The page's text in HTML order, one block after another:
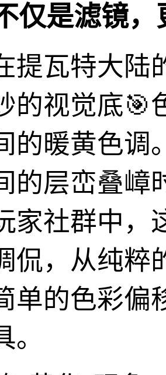
仅是滤镜
提瓦特大陆
的视觉底
的暖黄色调
的层峦叠嶂
家社群中，
侃，从纯粹
单的色彩偏